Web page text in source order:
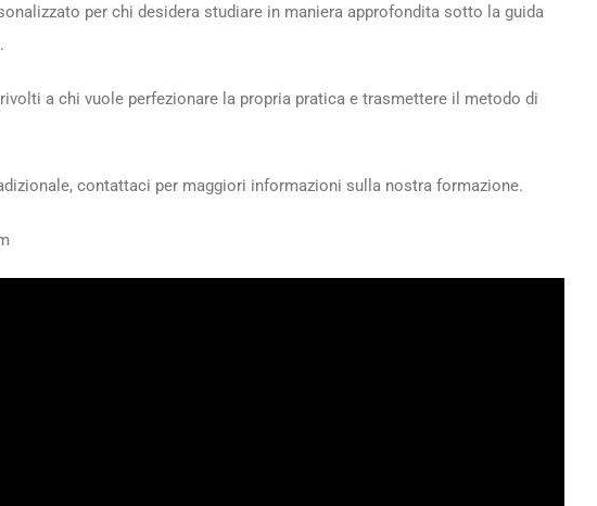
per chi desidera studiare in maniera approfondita sotto la guida
a chi vuole perfezionare la propria pratica e trasmettere il metodo di
contattaci per maggiori informazioni sulla nostra formazione.